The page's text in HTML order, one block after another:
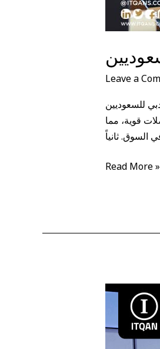
Leave a
للسعوديين
قوية، مما
Read More »
تأسيس
اوفشور
(offshore)